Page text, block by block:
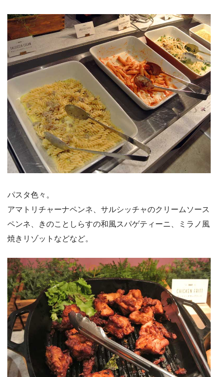
パスタ色々。
アマトリチャーナペンネ、サルシッチャのクリームソース
ペンネ、きのことしらすの和風スパゲティーニ、ミラノ風
焼きリゾットなどなど。